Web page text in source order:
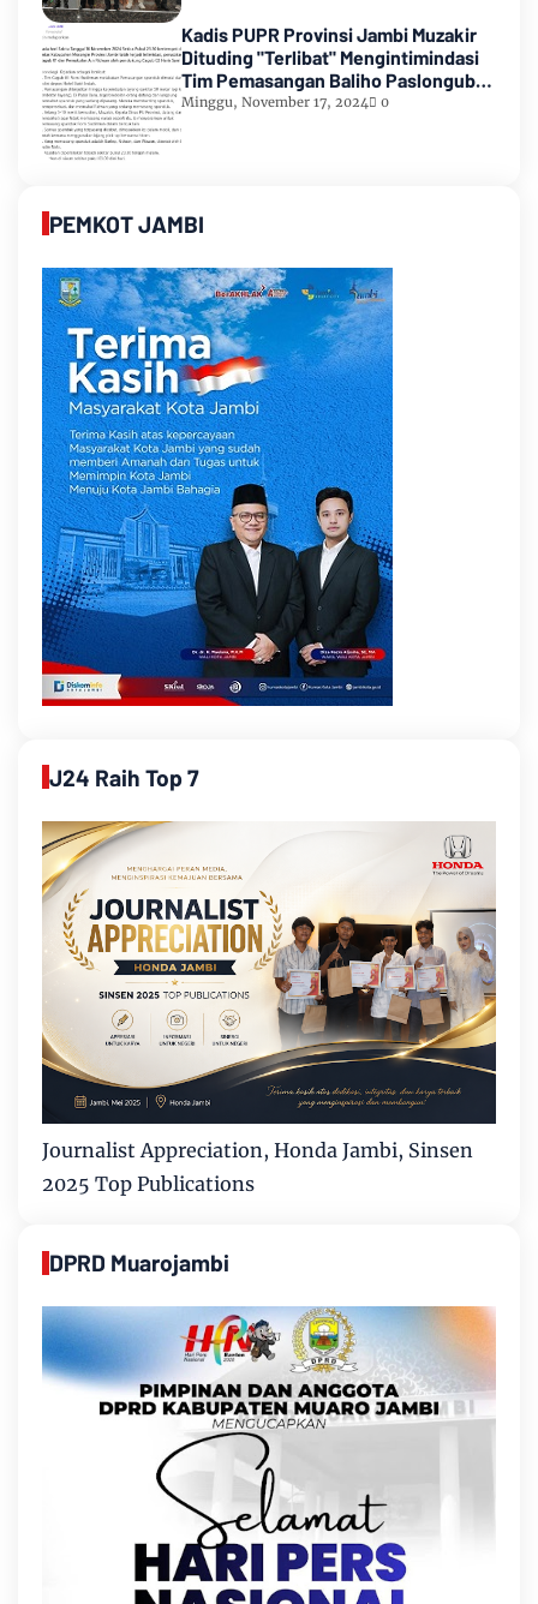
Kadis PUPR Provinsi Jambi Muzakir
Dituding "Terlibat" Mengintimindasi
Tim Pemasangan Baliho Paslongub
Romi-Sudirman
Minggu, November 17, 2024 0
PEMKOT JAMBI
J24 Raih Top 7
Journalist Appreciation, Honda Jambi, Sinsen
2025 Top Publications
DPRD Muarojambi